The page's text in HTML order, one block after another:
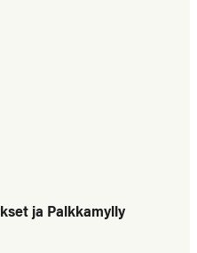
ja Palkkamylly